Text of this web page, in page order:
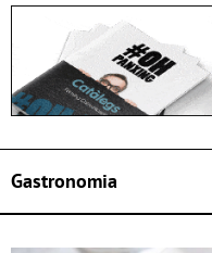
Gastronomia